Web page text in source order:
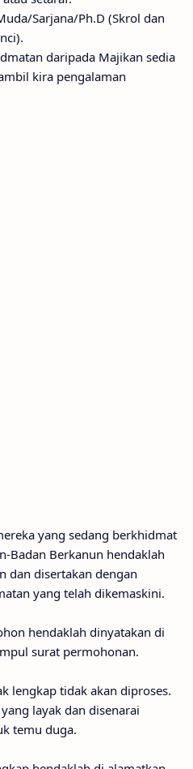
Sarjana/Ph.D (Skrol dan
daripada Majikan sedia
kira pengalaman
yang sedang berkhidmat
Badan Berkanun hendaklah
dan disertakan dengan
yang telah dikemaskini.
hendaklah dinyatakan di
surat permohonan.
lengkap tidak akan diproses.
layak dan disenarai
temu duga.